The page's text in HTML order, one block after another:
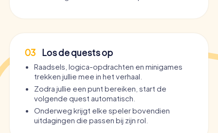
03 Los de quests op
Raadsels, logica-opdrachten en minigames
trekken jullie mee in het verhaal.
Zodra jullie een punt bereiken, start de
volgende quest automatisch.
Onderweg krijgt elke speler bovendien
uitdagingen die passen bij zijn rol.